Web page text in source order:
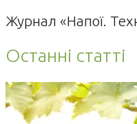
Журнал «Напої.
Останні статті